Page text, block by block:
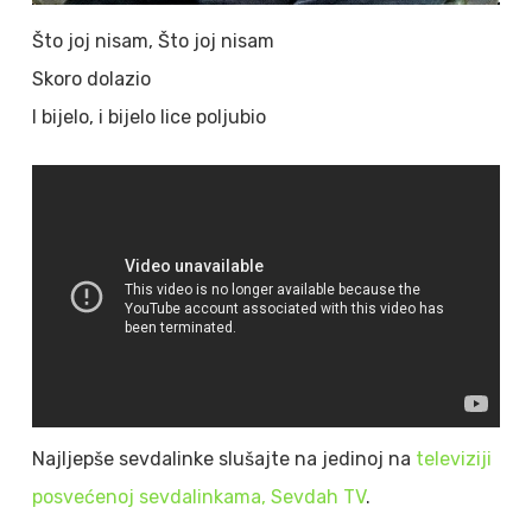
Što joj nisam, Što joj nisam
Skoro dolazio
I bijelo, i bijelo lice poljubio
Najljepše sevdalinke slušajte na jedinoj na televiziji
posvećenoj sevdalinkama, Sevdah TV.